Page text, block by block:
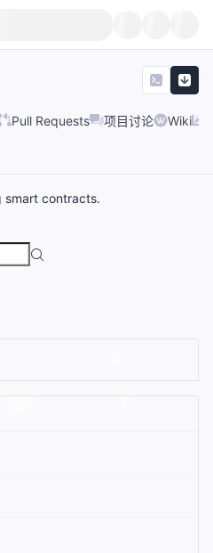
Pull Requests 项目讨论 Wiki
smart contracts.